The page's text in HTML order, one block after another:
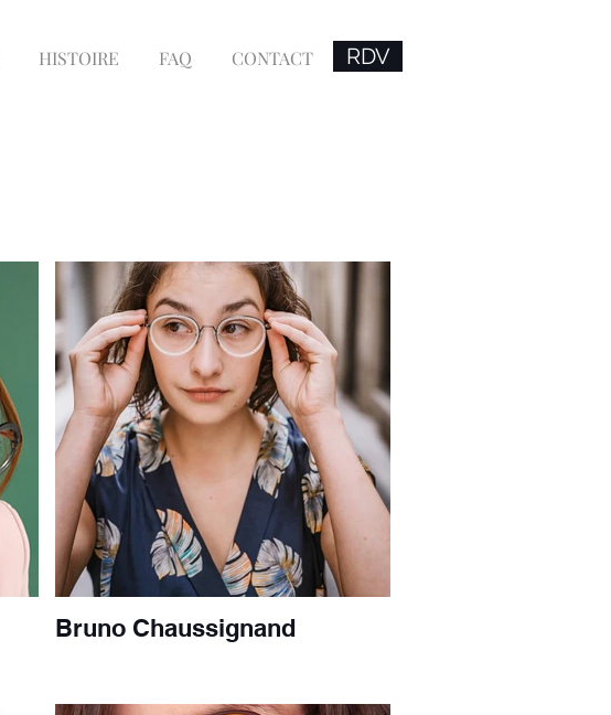
HISTOIRE FAQ CONTACT RDV
Bruno Chaussignand